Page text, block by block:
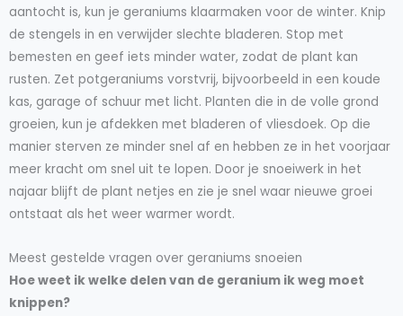
aantocht is, kun je geraniums klaarmaken voor de winter. Knip
de stengels in en verwijder slechte bladeren. Stop met
bemesten en geef iets minder water, zodat de plant kan
rusten. Zet potgeraniums vorstvrij, bijvoorbeeld in een koude
kas, garage of schuur met licht. Planten die in de volle grond
groeien, kun je afdekken met bladeren of vliesdoek. Op die
manier sterven ze minder snel af en hebben ze in het voorjaar
meer kracht om snel uit te lopen. Door je snoeiwerk in het
najaar blijft de plant netjes en zie je snel waar nieuwe groei
ontstaat als het weer warmer wordt.
Meest gestelde vragen over geraniums snoeien
Hoe weet ik welke delen van de geranium ik weg moet
knippen?